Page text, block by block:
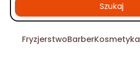
Szukaj
FryzjerstwoBarberKosmetyka